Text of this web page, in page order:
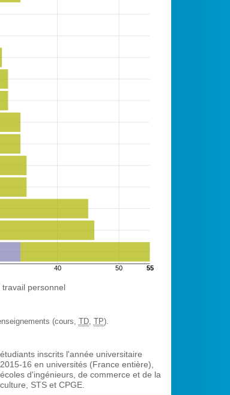
40 50 55
travail personnel
(cours, TD, TP).
étudiants inscrits l'année universitaire
2015-16 en universités (France entière),
écoles d'ingénieurs, de commerce et de la
culture, STS et CPGE.